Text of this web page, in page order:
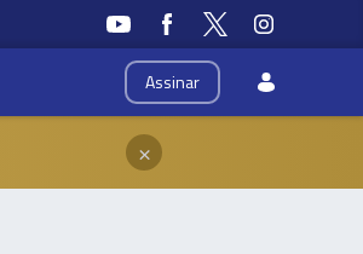
Assinar
×